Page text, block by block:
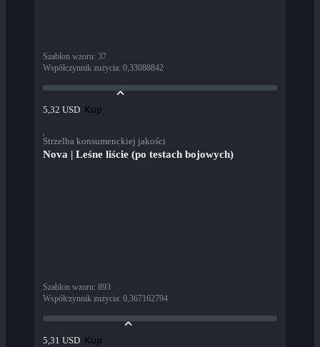
Szablon wzoru: 37
Współczynnik zużycia: 0,33088842
5,32 USD Kup
Strzelba konsumenckiej jakości
Nova | Leśne liście (po testach bojowych)
Szablon wzoru: 893
Współczynnik zużycia: 0,367162794
5,31 USD Kup